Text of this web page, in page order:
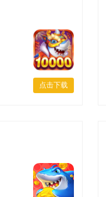
点击下载